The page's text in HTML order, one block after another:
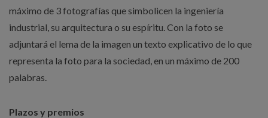
máximo de 3 fotografías que simbolicen la ingeniería
industrial, su arquitectura o su espíritu. Con la foto se
adjuntará el lema de la imagen un texto explicativo de lo que
representa la foto para la sociedad, en un máximo de 200
palabras.
Plazos y premios